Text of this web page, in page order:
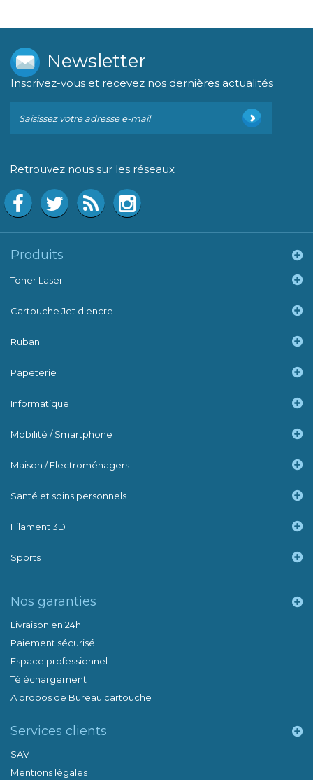
Newsletter
Inscrivez-vous et recevez nos dernières actualités
Retrouvez nous sur les réseaux
Produits
Toner Laser
Cartouche Jet d'encre
Ruban
Papeterie
Informatique
Mobilité / Smartphone
Maison / Electroménagers
Santé et soins personnels
Filament 3D
Sports
Nos garanties
Livraison en 24h
Paiement sécurisé
Espace professionnel
Téléchargement
A propos de Bureau cartouche
Services clients
SAV
Mentions légales